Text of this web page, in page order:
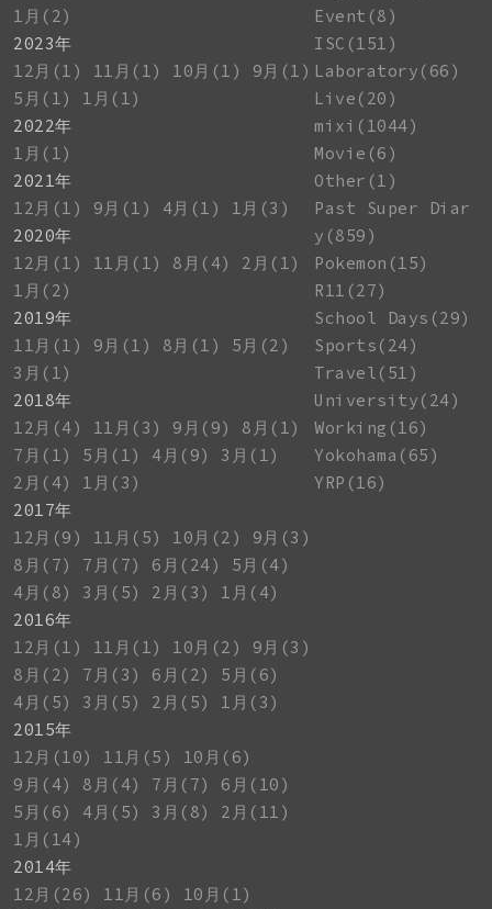
1月(2)
2023年
12月(1)
11月(1) 10月(1)
9月(1)
5月(1)
1月(1)
2022年
1月(1)
2021年
12月(1)
9月(1) 4月(1)
1月(3)
2020年
12月(1)
11月(1) 8月(4)
2月(1)
1月(2)
2019年
11月(1)
9月(1) 8月(1)
5月(2)
3月(1)
2018年
12月(4)
11月(3) 9月(9)
8月(1)
7月(1)
5月(1) 4月(9)
3月(1)
2月(4)
1月(3)
2017年
12月(9)
11月(5) 10月(2)
9月(3)
8月(7)
7月(7) 6月(24)
5月(4)
4月(8)
3月(5) 2月(3)
1月(4)
2016年
12月(1)
11月(1) 10月(2)
9月(3)
8月(2)
7月(3) 6月(2)
5月(6)
4月(5)
3月(5) 2月(5)
1月(3)
2015年
12月(10)
11月(5)
10月(6)
9月(4)
8月(4) 7月(7)
6月(10)
5月(6)
4月(5) 3月(8)
2月(11)
1月(14)
2014年
12月(26)
11月(6)
10月(1)
Event(8)
ISC(151)
Laboratory(66)
Live(20)
mixi(1044)
Movie(6)
Other(1)
Past Super Diar
y(859)
Pokemon(15)
R11(27)
School Days(29)
Sports(24)
Travel(51)
University(24)
Working(16)
Yokohama(65)
YRP(16)